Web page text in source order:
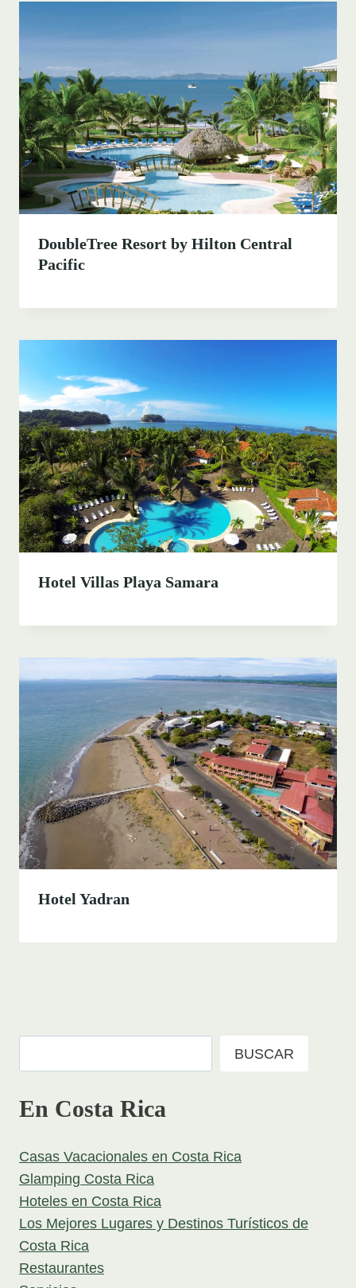
DoubleTree Resort by Hilton Central
Pacific
Hotel Villas Playa Samara
Hotel Yadran
BUSCAR
En Costa Rica
Casas Vacacionales en Costa Rica
Glamping Costa Rica
Hoteles en Costa Rica
Los Mejores Lugares y Destinos Turísticos de
Costa Rica
Restaurantes